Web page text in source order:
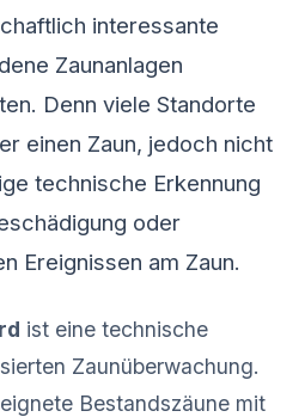
interessante
Zaunanlagen
Denn viele Standorte
einen Zaun, jedoch nicht
technische Erkennung
oder
Ereignissen am Zaun.
ist eine technische
Zaunüberwachung.
Bestandszäune mit